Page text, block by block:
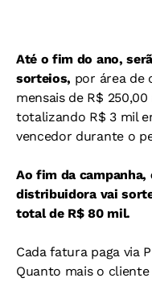
Até o fim do ano,
sorteios, por área de
mensais de R$
totalizando R$ 3 mil
vencedor durante o
Ao fim da campanha,
distribuidora vai
total de R$ 80 mil.
Cada fatura paga via
Quanto mais o